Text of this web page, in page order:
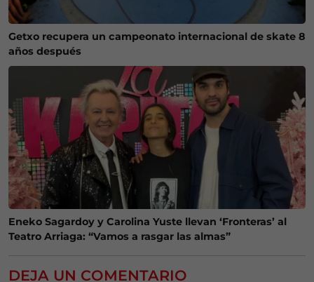
Getxo recupera un campeonato internacional de skate 8
años después
Eneko Sagardoy y Carolina Yuste llevan ‘Fronteras’ al
Teatro Arriaga: “Vamos a rasgar las almas”
DEJA UN COMENTARIO